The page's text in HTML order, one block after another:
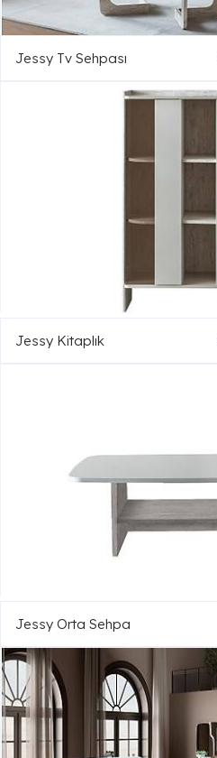
Jessy Tv Sehpası
Jessy Kitaplık
Jessy Orta Sehpa